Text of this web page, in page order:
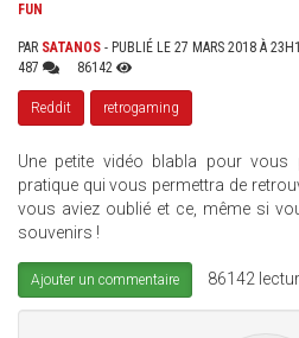
FUN
PAR SATANOS - PUBLIÉ LE 27 MARS 2018 À
487
86142
Reddit retrogaming
Une petite vidéo blabla pour vous
pratique qui vous permettra de
vous aviez oublié et ce, même si
souvenirs !
Ajouter un commentaire 86142